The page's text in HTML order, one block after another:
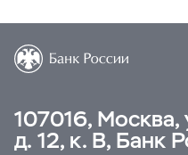
107016, Москва,
д. 12, к. В, Банк